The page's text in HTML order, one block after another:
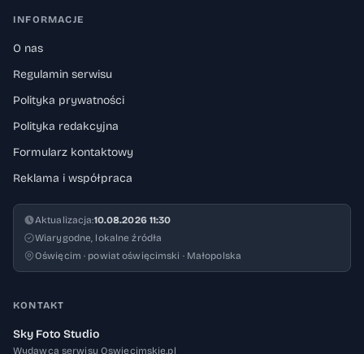
INFORMACJE
O nas
Regulamin serwisu
Polityka prywatności
Polityka redakcyjna
Formularz kontaktowy
Reklama i współpraca
Aktualizacja:10.08.2026 11:30
Wiarygodne, lokalne źródła
Oświęcim · powiat oświęcimski · Małopolska
KONTAKT
Sky Foto Studio
Wydawca serwisu Oswiecimskie.pl